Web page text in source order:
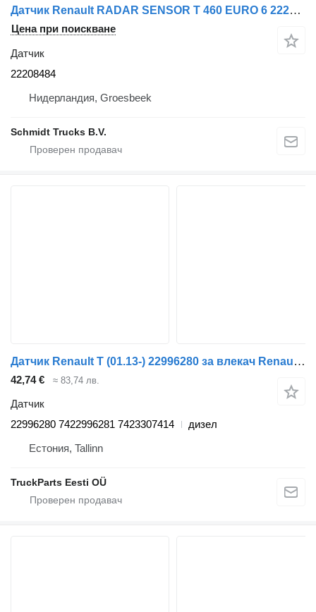
Датчик Renault RADAR SENSOR T 460 EURO 6 22208484 за камион
Цена при поискване
Датчик
22208484
Нидерландия, Groesbeek
Schmidt Trucks B.V.
Датчик Renault T (01.13-) 22996280 за влекач Renault T (2013-)
42,74 € ≈ 83,74 лв.
Датчик
22996280 7422996281 7423307414
дизел
Естония, Tallinn
TruckParts Eesti OÜ